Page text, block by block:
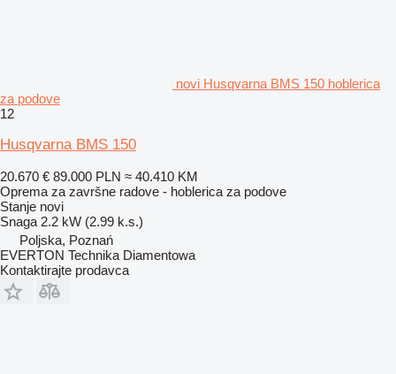
novi Husqvarna BMS 150 hoblerica
za podove
12
Husqvarna BMS 150
20.670 € 89.000 PLN ≈ 40.410 KM
Oprema za završne radove - hoblerica za podove
Stanje novi
Snaga 2.2 kW (2.99 k.s.)
Poljska, Poznań
EVERTON Technika Diamentowa
Kontaktirajte prodavca